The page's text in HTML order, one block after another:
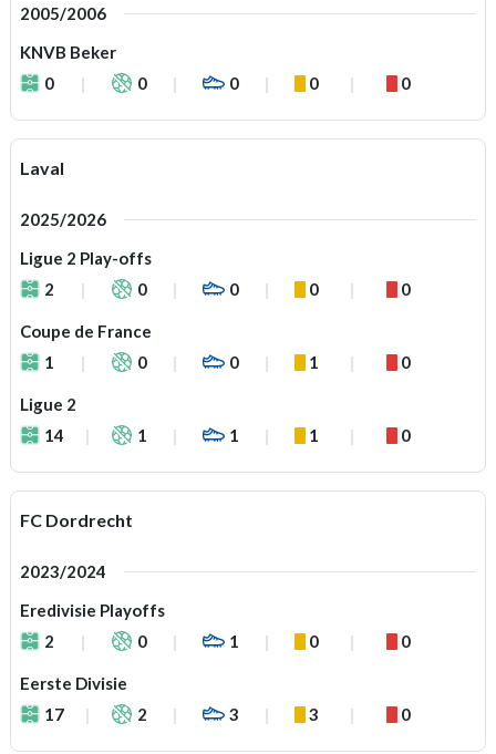
2005/2006
KNVB Beker
0
0 0 0 0
Laval
2025/2026
Ligue 2 Play-offs
2
0 0 0 0
Coupe de France
1
0 0 1 0
Ligue 2
14
1 1 1 0
FC Dordrecht
2023/2024
Eredivisie Playoffs
2
0 1 0 0
Eerste Divisie
17
2 3 3 0